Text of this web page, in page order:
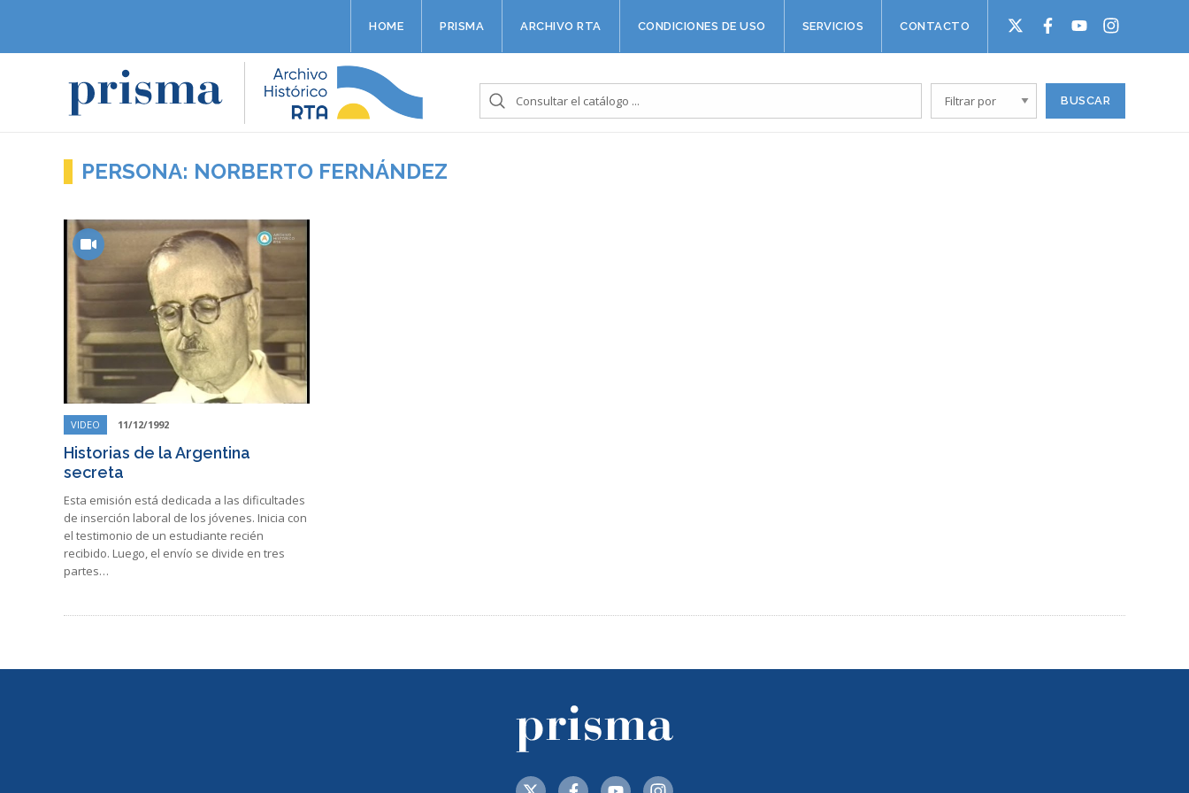
HOME PRISMA ARCHIVO RTA CONDICIONES DE USO SERVICIOS CONTACTO
PERSONA: NORBERTO FERNÁNDEZ
VIDEO 11/12/1992
Historias de la Argentina
secreta
Esta emisión está dedicada a las dificultades
de inserción laboral de los jóvenes. Inicia con
el testimonio de un estudiante recién
recibido. Luego, el envío se divide en tres
partes…